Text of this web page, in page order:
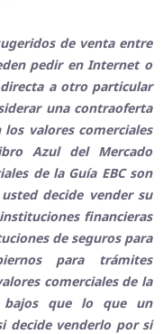
de venta entre
pedir en Internet o
a otro particular
una contraoferta
valores comerciales
Azul del Mercado
de la Guía EBC son
decide vender su
financieras
de seguros para
para trámites
comerciales de la
bajos que lo que un
decide venderlo por si